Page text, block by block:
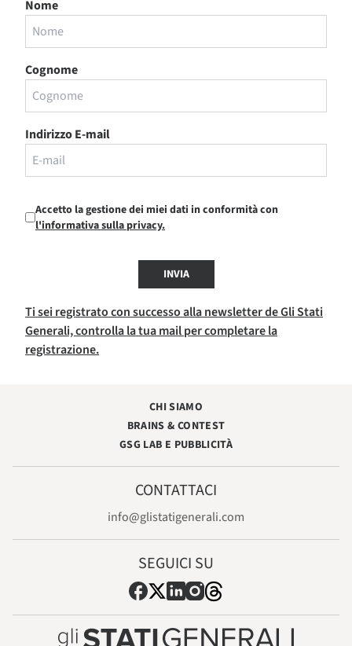
Nome
Cognome
Indirizzo E-mail
Accetto la gestione dei miei dati in conformità con
l'informativa sulla privacy.
INVIA
Ti sei registrato con successo alla newsletter de Gli Stati
Generali, controlla la tua mail per completare la
registrazione.
CHI SIAMO
BRAINS & CONTEST
GSG LAB E PUBBLICITÀ
CONTATTACI
info@glistatigenerali.com
SEGUICI SU